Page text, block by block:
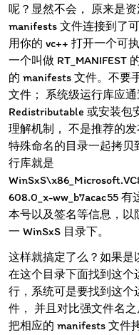
呢？显然不会， 原来是
manifests 文件连接到了
用你的 vc++ 打开一个可
一个叫做 RT_MANIFEST
的 manifests 文件。不要
文件； 系统级运行库应
Redistributable 或安装包
理解机制， 不是推荐的
特殊命名的目录一起拷贝
行库就是
608.0_x-ww_b7acac55
本号以及签名等信息，以
一 WinSxS 目录下。
这样就搞定了么？如果是
在这个目录下面找到这个
行，系统可是要找到这个
件， 并且对比强文件名
把相应的 manifests 文件